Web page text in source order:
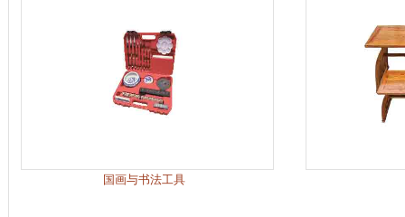
国画与书法工具